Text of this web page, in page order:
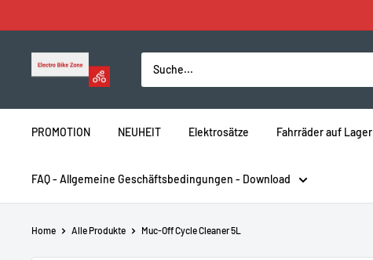
zum
Electro
PROMOTION NEUHEIT Elektrosätze Fahrräder auf Lager
FAQ - Allgemeine Geschäftsbedingungen - Download
Home Alle Produkte Muc-Off Cycle Cleaner 5L